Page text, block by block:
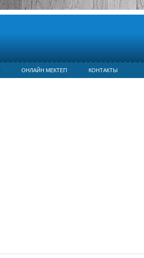
ОНЛАЙН МЕКТЕП КОНТАКТЫ